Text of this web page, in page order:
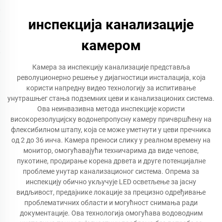
инспекција канализације
камером
Камера за инспекцију канализације представља
револуционерно решење у дијагностици инсталација, која
користи напредну видео технологију за испитивање
унутрашњег стања подземних цеви и канализационих система.
Ова неинвазивна метода инспекције користи
високорезолуцијску водонепропусну камеру причвршћену на
флексибилном штапу, која се може уметнути у цеви пречника
од 2 до 36 инча. Камера преноси слику у реалном времену на
монитор, омогућавајући техничарима да виде чепове,
пукотине, продирање корена дрвета и друге потенцијалне
проблеме унутар канализационог система. Опрема за
инспекцију обично укључује LED осветљење за јасну
видљивост, предајнике локације за прецизно одређивање
проблематичних области и могућност снимања ради
документације. Ова технологија омогућава водоводним